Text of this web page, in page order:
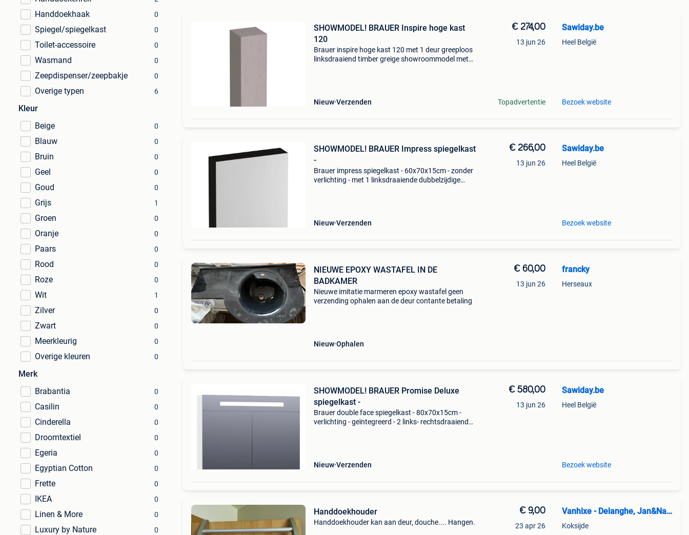
Handdoekhaak 0
Spiegel/spiegelkast 0
Toilet-accessoire 0
Wasmand 0
Zeepdispenser/zeepbakje 0
Overige typen 6
Kleur
Beige
0
Blauw 0
Bruin 0
Geel 0
Goud 0
Grijs 1
Groen 0
Oranje 0
Paars 0
Rood 0
Roze 0
Wit 1
Zilver 0
Zwart 0
Meerkleurig 0
Overige kleuren 0
Merk
Brabantia
0
Casilin 0
Cinderella 0
Droomtextiel 0
Egeria 0
Egyptian Cotton 0
Frette 0
IKEA 0
Linen & More 0
Luxury by Nature 0
SHOWMODEL! BRAUER Inspire hoge kast
120
Brauer inspire hoge kast 120 met 1 deur greeploos
linksdraaiend timber greige showroommodel met
Nieuw Verzenden
€ 274,00
13 jun 26
Topadvertentie
Sawiday.be
Heel België
Bezoek website
SHOWMODEL! BRAUER Impress spiegelkast
-
Brauer impress spiegelkast - 60x70x15cm - zonder
verlichting - met 1 linksdraaiende dubbelzijdige
Nieuw Verzenden
€ 266,00
13 jun 26
Sawiday.be
Heel België
Bezoek website
NIEUWE EPOXY WASTAFEL IN DE
BADKAMER
Nieuwe imitatie marmeren epoxy wastafel geen
verzending ophalen aan de deur contante betaling
Nieuw Ophalen
€ 60,00
13 jun 26
francky
Herseaux
SHOWMODEL! BRAUER Promise Deluxe
spiegelkast -
Brauer double face spiegelkast - 80x70x15cm -
verlichting - geïntegreerd - 2 links- rechtsdraaiende
Nieuw Verzenden
€ 580,00
13 jun 26
Sawiday.be
Heel België
Bezoek website
Handdoekhouder
Handdoekhouder kan aan deur, douche.... Hangen.
€ 9,00
23 apr 26
Vanhixe - Delanghe, Jan&Nancy
Koksijde